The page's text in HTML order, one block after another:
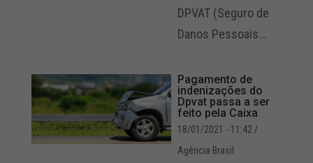
DPVAT (Seguro de
Danos Pessoais...
Pagamento de
indenizações do
Dpvat passa a ser
feito pela Caixa
18/01/2021 - 11:42 /
Agência Brasil